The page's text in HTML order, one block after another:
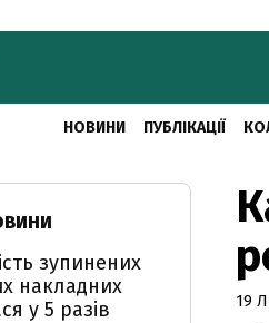
НОВИНИ ПУБЛІКАЦІЇ
19
зупинених
накладних
у 5 разів